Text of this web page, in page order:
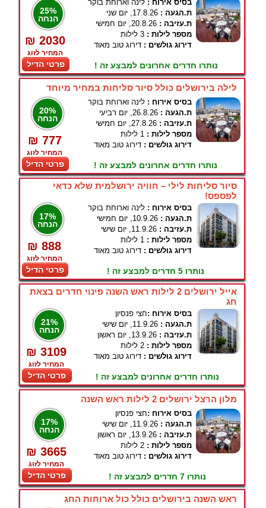
25%
הנחה
₪ 2030
המחיר לזוג
פרטי הדיל
בסיס אירוח : לינה וארוחת בוקר
ת.הגעה : 17.8.26, יום שני
ת.עזיבה : 20.8.26, יום חמישי
מספר לילות : 3 לילות
דירוג גולשים : דירוג טוב מאוד
נותרו חדרים אחרונים למבצע זה !
לילה בירושלים כולל סיור סליחות במחיר מיוחד
20%
הנחה
₪ 777
המחיר לזוג
פרטי הדיל
בסיס אירוח : לינה וארוחת בוקר
ת.הגעה : 26.8.26, יום רביעי
ת.עזיבה : 27.8.26, יום חמישי
מספר לילות : 1 לילות
דירוג גולשים : דירוג טוב מאוד
נותרו חדרים אחרונים למבצע זה !
סיור סליחות לילי – חוויה ירושלמית שלא כדאי
לפספס!
17%
הנחה
₪ 888
המחיר לזוג
פרטי הדיל
בסיס אירוח : לינה וארוחת בוקר
ת.הגעה : 10.9.26, יום חמישי
ת.עזיבה : 11.9.26, יום שישי
מספר לילות : 1 לילות
דירוג גולשים : דירוג טוב מאוד
נותרו 5 חדרים למבצע זה !
אייל ירושלים 2 לילות ראש השנה פינוי חדרים בצאת
חג
21%
הנחה
₪ 3109
המחיר לזוג
פרטי הדיל
בסיס אירוח :חצי פנסיון
ת.הגעה : 11.9.26, יום שישי
ת.עזיבה : 13.9.26, יום ראשון
מספר לילות : 2 לילות
דירוג גולשים : דירוג טוב מאוד
נותרו חדרים אחרונים למבצע זה !
מלון הרצל ירושלים 2 לילות ראש השנה
17%
הנחה
₪ 3665
המחיר לזוג
פרטי הדיל
בסיס אירוח :חצי פנסיון
ת.הגעה : 11.9.26, יום שישי
ת.עזיבה : 13.9.26, יום ראשון
מספר לילות : 2 לילות
דירוג גולשים : דירוג טוב מאוד
נותרו 7 חדרים למבצע זה !
ראש השנה בירושלים כולל כול ארוחות החג